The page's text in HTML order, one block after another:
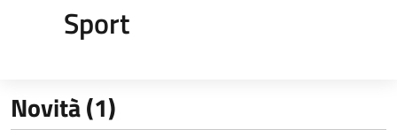
Sport
Novità (1)